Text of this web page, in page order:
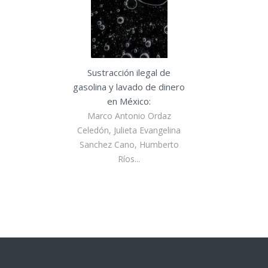
Sustracción ilegal de
gasolina y lavado de dinero
en México:
Marco Antonio Ordaz
Celedón, Julieta Evangelina
Sanchez Cano, Humberto
Ríos...